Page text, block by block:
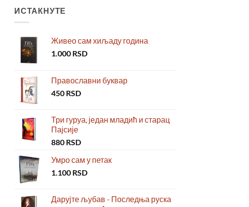
ИСТАКНУТЕ
Живео сам хиљаду година
1.000 RSD
Православни буквар
450 RSD
Три гуруа, један младић и старац
Пајсије
880 RSD
Умро сам у петак
1.100 RSD
Дарујте љубав - Последња руска